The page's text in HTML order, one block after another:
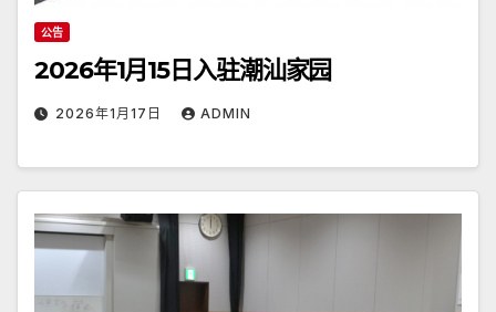
公告
2026年1月15日入驻潮汕家园
2026年1月17日 ADMIN